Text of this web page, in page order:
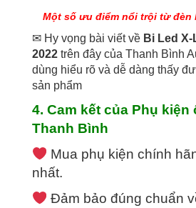
Một số ưu điểm nổi trội từ đèn
✉ Hy vọng bài viết về Bi Led
2022 trên đây của Thanh Bình
dùng hiểu rõ và dễ dàng thấy
sản phẩm
4. Cam kết của Phụ kiện
Thanh Bình
Mua phụ kiện chính
nhất.
Đảm bảo đúng chuẩn